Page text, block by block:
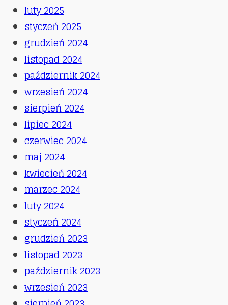
luty 2025
styczeń 2025
grudzień 2024
listopad 2024
październik 2024
wrzesień 2024
sierpień 2024
lipiec 2024
czerwiec 2024
maj 2024
kwiecień 2024
marzec 2024
luty 2024
styczeń 2024
grudzień 2023
listopad 2023
październik 2023
wrzesień 2023